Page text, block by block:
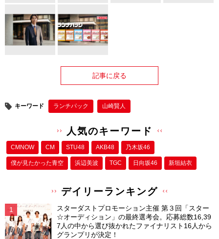
記事に戻る
キーワード ランチパック 山崎賢人
人気のキーワード
CMNOW CM STU48 AKB48 乃木坂46
僕が⾒たかった⻘空 浜辺美波 TGC 日向坂46 新垣結衣
デイリーランキング
スターダストプロモーション主催 第３回「スター
☆オーディション」の最終選考会。応募総数16,39
7人の中から選び抜かれたファイナリスト16人から
グランプリが決定！